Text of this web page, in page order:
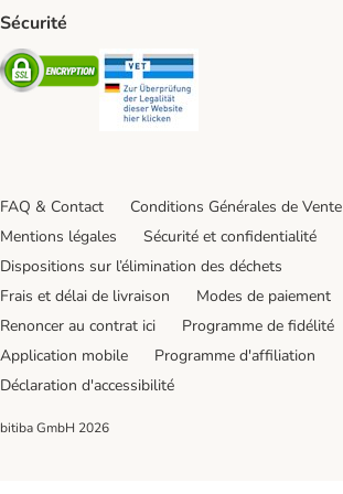
Sécurité
Security
FAQ & Contact
Conditions Générales de Vente
Mentions légales
Sécurité et confidentialité
Dispositions sur l’élimination des déchets
Frais et délai de livraison
Modes de paiement
Renoncer au contrat ici
Programme de fidélité
Application mobile
Programme d'affiliation
Déclaration d'accessibilité
bitiba GmbH 2026